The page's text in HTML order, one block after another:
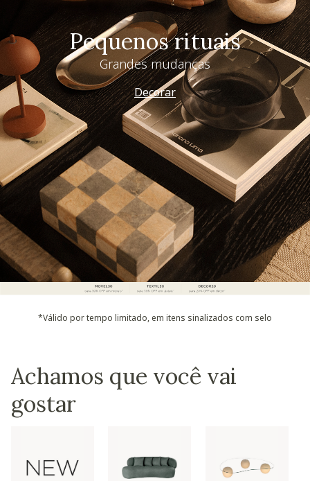
Pequenos rituais
Grandes mudanças
Decorar
*Válido por tempo limitado, em itens sinalizados com selo
Achamos que você vai
gostar